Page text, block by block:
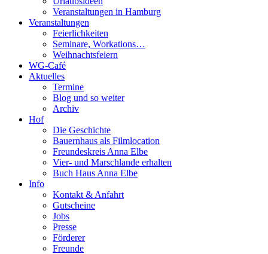
Veranstaltungen in Hamburg
Veranstaltungen
Feierlichkeiten
Seminare, Workations…
Weihnachtsfeiern
WG-Café
Aktuelles
Termine
Blog und so weiter
Archiv
Hof
Die Geschichte
Bauernhaus als Filmlocation
Freundeskreis Anna Elbe
Vier- und Marschlande erhalten
Buch Haus Anna Elbe
Info
Kontakt & Anfahrt
Gutscheine
Jobs
Presse
Förderer
Freunde